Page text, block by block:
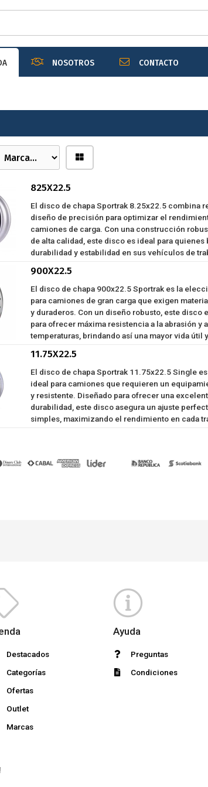
NOSOTROS CONTACTO
825X22.5
El disco de chapa Sportrak 8.25x22.5 combina
diseño de precisión para optimizar el
camiones de carga. Con una construcción
de alta calidad, este disco es ideal para quienes
durabilidad y estabilidad en sus vehículos de
900X22.5
El disco de chapa 900x22.5 Sportrak es la
para camiones de gran carga que exigen
y duraderos. Con un diseño robusto, este disco
para ofrecer máxima resistencia a la abrasión y
temperaturas, brindando así una mayor vida útil
11.75X22.5
El disco de chapa Sportrak 11.75x22.5 Single
ideal para camiones que requieren un
y resistente. Diseñado para ofrecer una
durabilidad, este disco asegura un ajuste
simples, maximizando el rendimiento en cada
Destacados
Categorías
Ofertas
Outlet
Marcas
Ayuda
Preguntas
Condiciones